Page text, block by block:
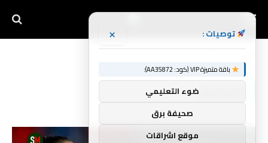
السادسة
توصيات : ×
باقة متميزة VIP (كود: AA35872):
ضوء التعليمي
صحيفة برق
موقع اشراقات